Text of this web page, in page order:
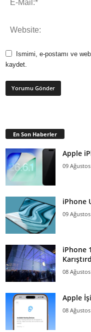
Ismimi, e-postamı ve
kaydet.
En Son Haberler
Apple
09
iPhone
09
iPhone
08
Apple
08